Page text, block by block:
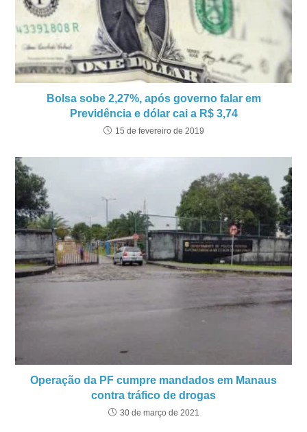
Bolsa sobe 2,27%, após governo falar em
Previdência e dólar cai a R$ 3,74
15 de fevereiro de 2019
Operação da PF cumpre mandados em Manaus
contra tráfico de drogas
30 de março de 2021